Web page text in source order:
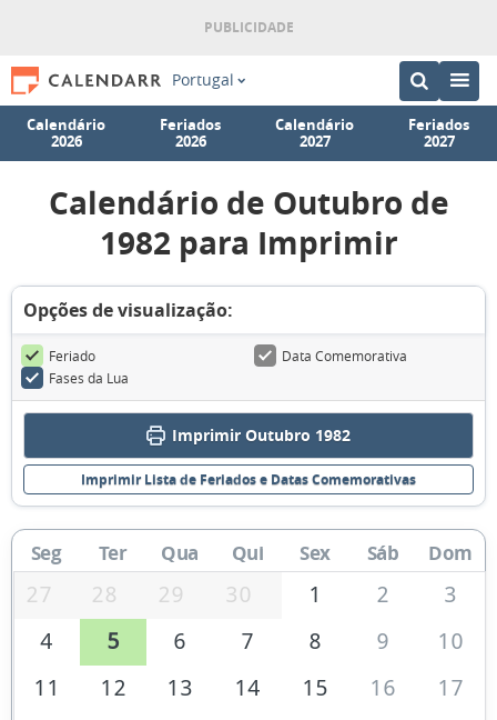
Portugal
Calendário
2026
Feriados
2026
Calendário
2027
Feriados
2027
Calendário de Outubro de
1982 para Imprimir
Opções de visualização:
Feriado
Data Comemorativa
Fases da Lua
Imprimir Outubro 1982
Imprimir Lista de Feriados e Datas Comemorativas
Seg Ter Qua Qui Sex Sáb Dom
27 28 29 30 1 2
3
4
5 6 7 8 9
10
11
12 13 14 15 16
17